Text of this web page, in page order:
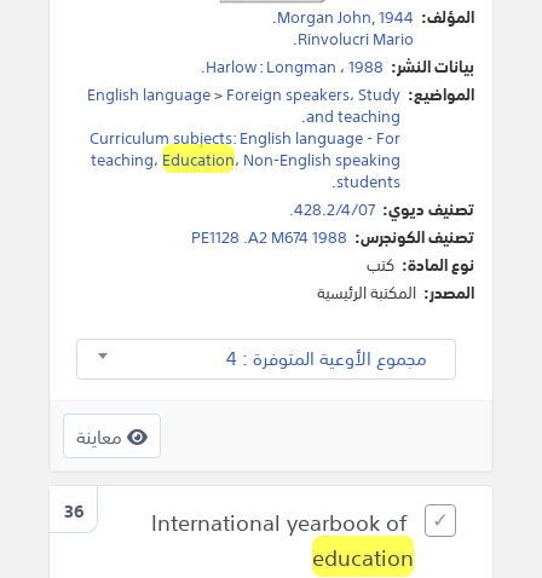
المؤلف: Morgan John,1944
.
Rinvolucri Mario
.
بيانات النشر:
Harlow:Longman ،1988
.
المواضيع:
English language>Foreign speakers،Study
and teaching
.
Curriculum subjects: English language - For
teaching،Education، Non-English speaking
students
.
تصنيف ديوي: 428.2/4/07.
تصنيف الكونجرس: PE1128 .A2 M674 1988
نوع المادة: كتب
المصدر: المكتبة الرئيسية
مجموع الأوعية المتوفرة : 4
معاينة
36
International yearbook of
education